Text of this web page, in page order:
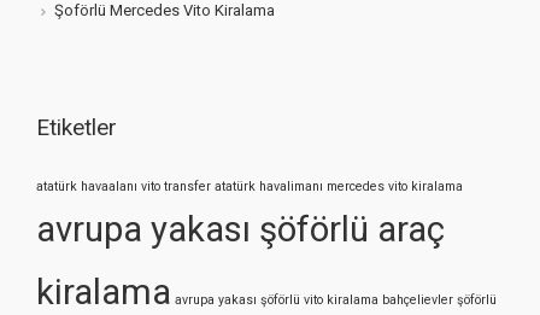
Şoförlü Mercedes Vito Kiralama
Etiketler
atatürk havaalanı vito transfer atatürk havalimanı mercedes vito kiralama
avrupa yakası şöförlü araç
kiralama avrupa yakası şöförlü vito kiralama bahçelievler şöförlü